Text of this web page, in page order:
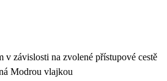
v závislosti na zvolené přístupové cestě
Modrou vlajkou